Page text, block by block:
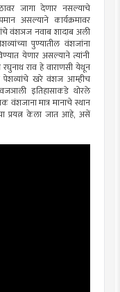
जागा देणार नसल्याचे
असल्याने कार्यक्रमावर
वंशञज नवाब शादाब अली
पुण्यातील वंशजांना
येणार असल्याने त्यांनी
राव हे वाराणसी येथून
पेशव्यांचे खरे वंशज आम्हीच
इतिहासाकडे थोरले
वंशजाना मात्र मानाचे स्थान
प्रयत्न केला जात आहे, असें